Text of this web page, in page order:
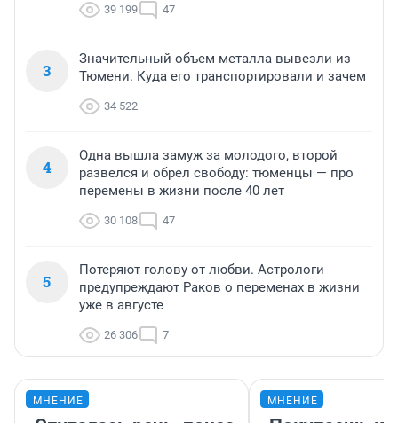
39 199 47
3
Значительный объем металла вывезли из
Тюмени. Куда его транспортировали и зачем
34 522
4
Одна вышла замуж за молодого, второй
развелся и обрел свободу: тюменцы — про
перемены в жизни после 40 лет
30 108 47
5
Потеряют голову от любви. Астрологи
предупреждают Раков о переменах в жизни
уже в августе
26 306 7
МНЕНИЕ МНЕНИЕ